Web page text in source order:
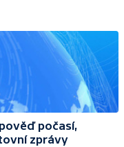
počasí,
zprávy